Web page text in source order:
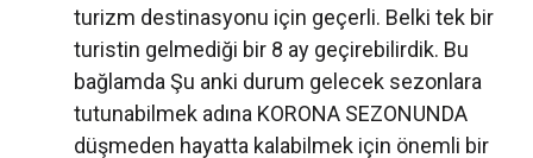
turizm destinasyonu için geçerli. Belki tek bir
turistin gelmediği bir 8 ay geçirebilirdik. Bu
bağlamda Şu anki durum gelecek sezonlara
tutunabilmek adına KORONA SEZONUNDA
düşmeden hayatta kalabilmek için önemli bir